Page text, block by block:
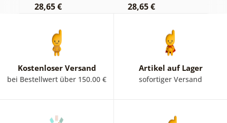
28,65 € 28,65 €
Kostenloser Versand
bei Bestellwert über 150.00 €
Artikel auf Lager
sofortiger Versand